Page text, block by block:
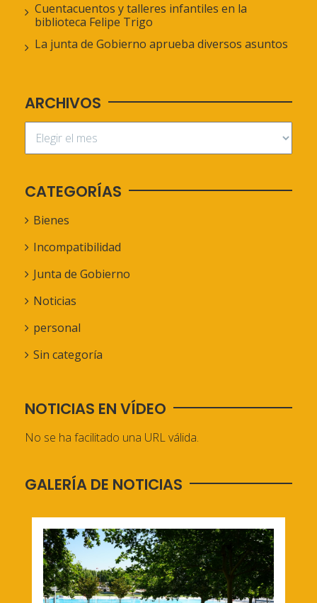
Cuentacuentos y talleres infantiles en la
biblioteca Felipe Trigo
La junta de Gobierno aprueba diversos asuntos
ARCHIVOS
CATEGORÍAS
Bienes
Incompatibilidad
Junta de Gobierno
Noticias
personal
Sin categoría
NOTICIAS EN VÍDEO
No se ha facilitado una URL válida.
GALERÍA DE NOTICIAS